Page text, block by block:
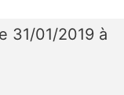
31/01/2019 à